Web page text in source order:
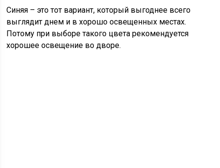
Синяя – это тот вариант, который выгоднее всего
выглядит днем и в хорошо освещенных местах.
Потому при выборе такого цвета рекомендуется
хорошее освещение во дворе.